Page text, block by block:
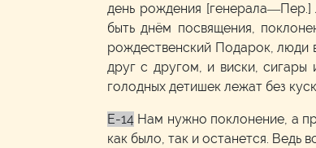
день рождения
быть днём посвящения,
рождественский Подарок, люди
друг с другом, и виски, сигары
голодных детишек лежат без
E-14 Нам нужно поклонение, а
как было, так и останется. Ведь